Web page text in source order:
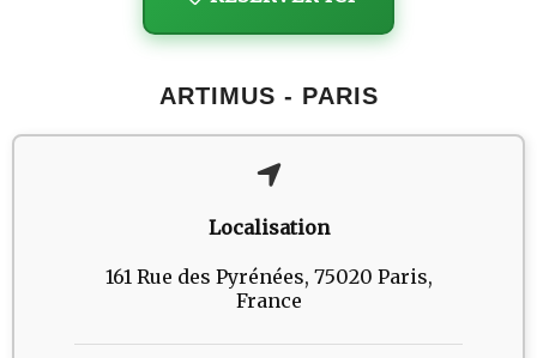
ARTIMUS - PARIS
Localisation
161 Rue des Pyrénées, 75020 Paris,
France